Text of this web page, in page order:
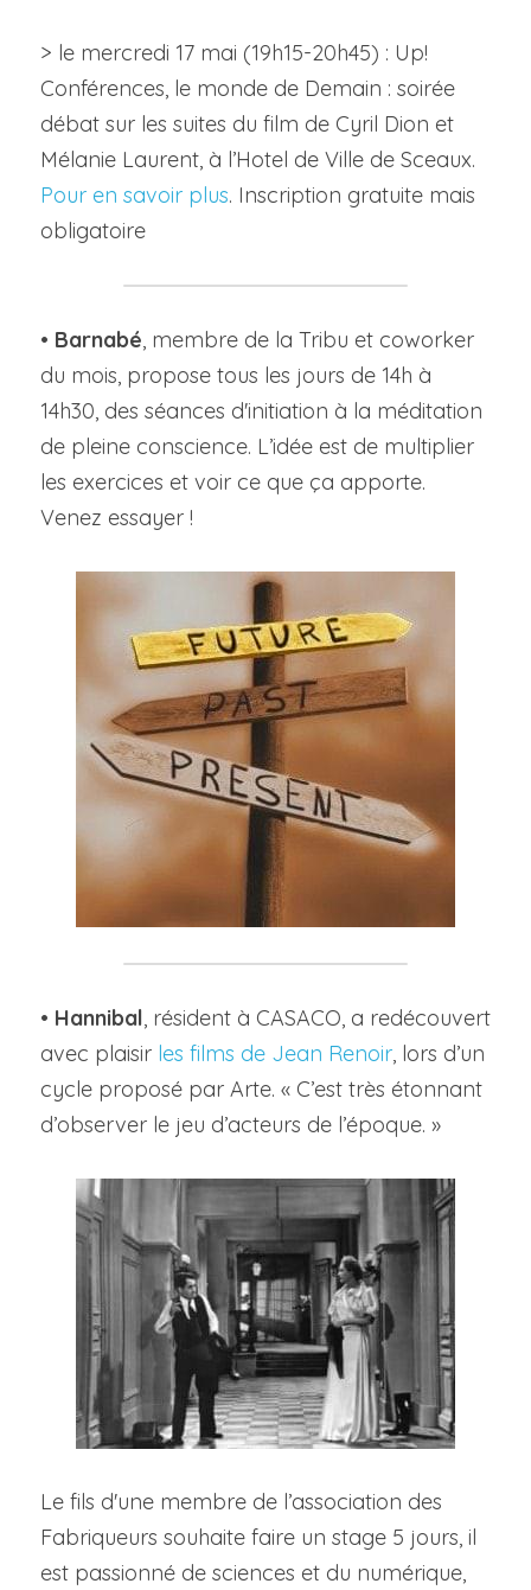
> le mercredi 17 mai (19h15-20h45) : Up!
Conférences, le monde de Demain : soirée
débat sur les suites du film de Cyril Dion et
Pour en savoir plus. Inscription gratuite mais
obligatoire
• Barnabé, membre de la Tribu et coworker
du mois, propose tous les jours de 14h à
14h30, des séances d'initiation à la méditation
de pleine conscience. L’idée est de multiplier
les exercices et voir ce que ça apporte.
Venez essayer !
• Hannibal, résident à CASACO, a redécouvert
avec plaisir les films de Jean Renoir, lors d’un
cycle proposé par Arte. « C’est très étonnant
d’observer le jeu d’acteurs de l’époque. »
Le fils d'une membre de l’association des
Fabriqueurs souhaite faire un stage 5 jours, il
est passionné de sciences et du numérique,